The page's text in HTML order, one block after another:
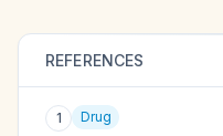
REFERENCES
1 Drug